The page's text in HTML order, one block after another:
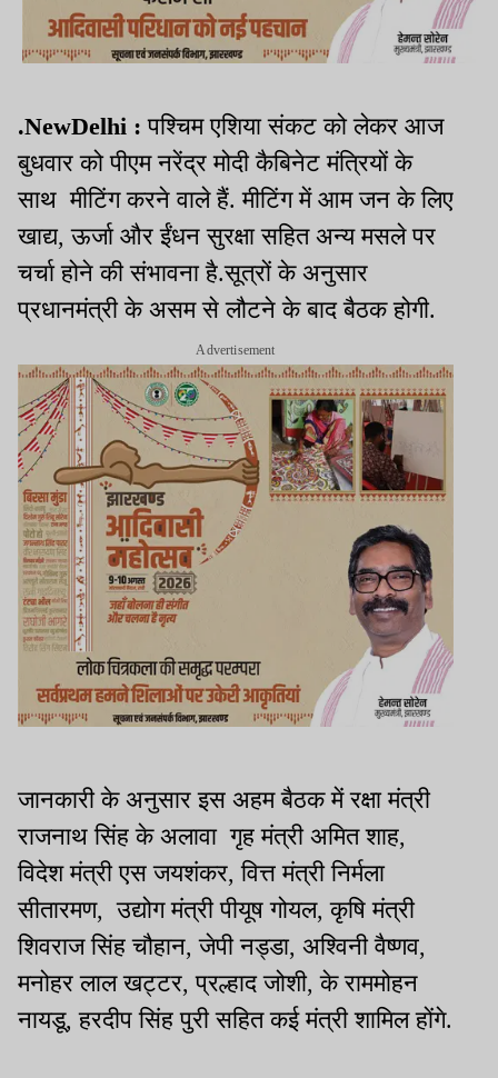
.NewDelhi :पश्चिम एशिया संकट को लेकर आज
बुधवार को पीएम नरेंद्र मोदी कैबिनेट मंत्रियों के
साथ मीटिंग करने वाले हैं. मीटिंग में आम जन के लिए
खाद्य, ऊर्जा और ईंधन सुरक्षा सहित अन्य मसले पर
चर्चा होने की संभावना है.सूत्रों के अनुसार
प्रधानमंत्री के असम से लौटने के बाद बैठक होगी.
Advertisement
जानकारी के अनुसार इस अहम बैठक में रक्षा मंत्री
राजनाथ सिंह के अलावा गृह मंत्री अमित शाह,
विदेश मंत्री एस जयशंकर, वित्त मंत्री निर्मला
सीतारमण, उद्योग मंत्री पीयूष गोयल, कृषि मंत्री
शिवराज सिंह चौहान, जेपी नड्डा, अश्विनी वैष्णव,
मनोहर लाल खट्टर, प्रल्हाद जोशी, के राममोहन
नायडू, हरदीप सिंह पुरी सहित कई मंत्री शामिल होंगे.